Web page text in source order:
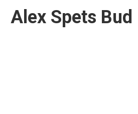
Alex Spets Bud